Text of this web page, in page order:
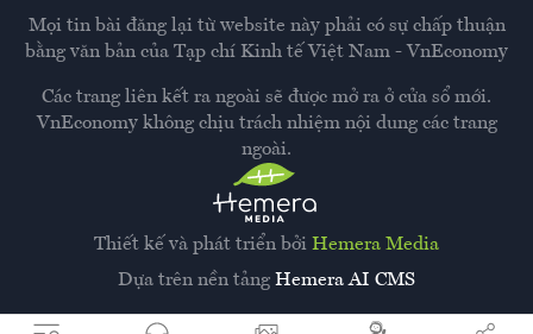
Thiết kế và phát triển bởi Hemera Media
Dựa trên nền tảng Hemera AI CMS
Mọi tin bài đăng lại từ website này phải có sự chấp thuận
bằng văn bản của Tạp chí Kinh tế Việt Nam - VnEconomy
Các trang liên kết ra ngoài sẽ được mở ra ở cửa sổ mới.
VnEconomy không chịu trách nhiệm nội dung các trang
ngoài.